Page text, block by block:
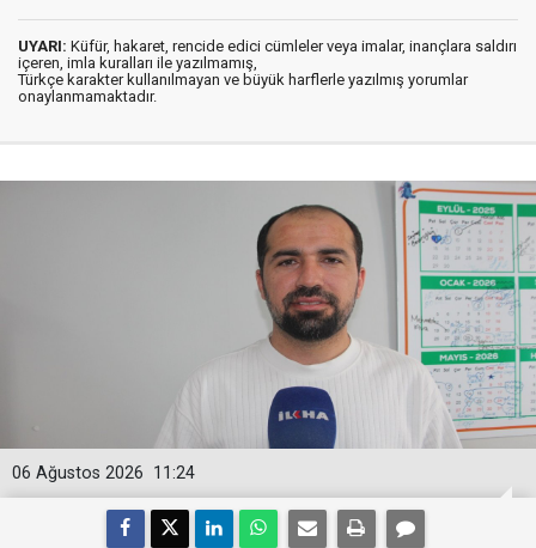
UYARI: Küfür, hakaret, rencide edici cümleler veya imalar, inançlara saldırı
içeren, imla kuralları ile yazılmamış,
Türkçe karakter kullanılmayan ve büyük harflerle yazılmış yorumlar
onaylanmamaktadır.
11:24
06 Ağustos 2026